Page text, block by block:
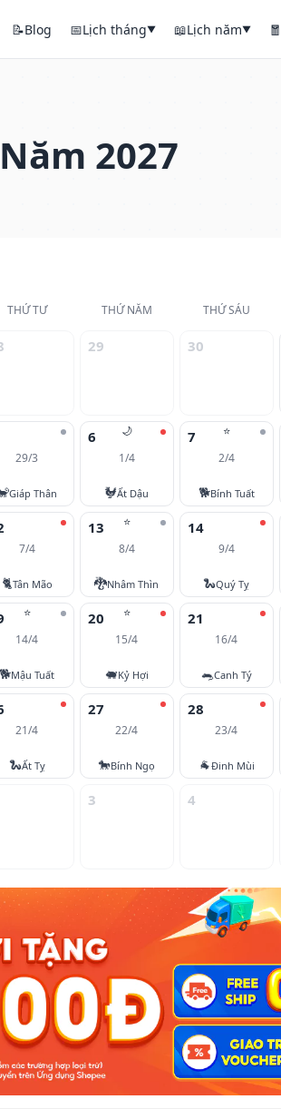
📝Blog 📅Lịch tháng▼ 📖Lịch năm▼ 🧧
2027
THỨ TƯ THỨ NĂM THỨ SÁU
29 30
29/3
Giáp Thân
🌙
6
1/4
🐓Ất Dậu
⭐
7
2/4
🐕Bính Tuất
7/4
🐈Tân Mão
⭐
13
8/4
🐉Nhâm Thìn
14
9/4
🐍Quý Tỵ
⭐
14/4
🐕Mậu Tuất
⭐
20
15/4
🐖Kỷ Hợi
21
16/4
🐀Canh Tý
21/4
🐍Ất Tỵ
27
22/4
🐎Bính Ngọ
28
23/4
🐐Đinh Mùi
3 4